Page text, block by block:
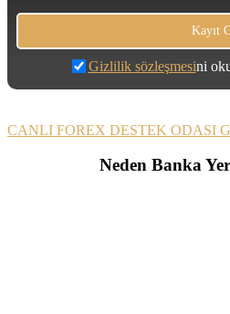
Gizlilik sözleşmesini
CANLI FOREX DESTEK ODASI
Neden Banka